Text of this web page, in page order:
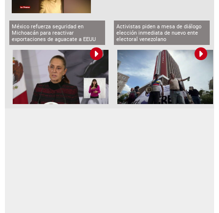
México refuerza seguridad en
Michoacán para reactivar
exportaciones de aguacate a EEUU
Activistas piden a mesa de diálogo
elección inmediata de nuevo ente
electoral venezolano